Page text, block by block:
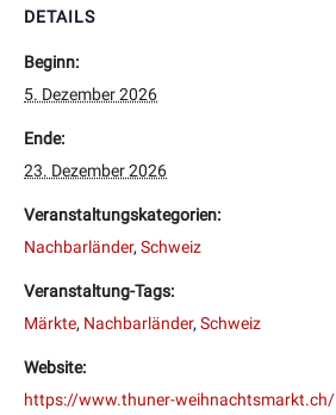
DETAILS
Beginn:
5. Dezember 2026
Ende:
23. Dezember 2026
Veranstaltungskategorien:
Nachbarländer, Schweiz
Veranstaltung-Tags:
Märkte, Nachbarländer, Schweiz
Website:
https://www.thuner-weihnachtsmarkt.ch/